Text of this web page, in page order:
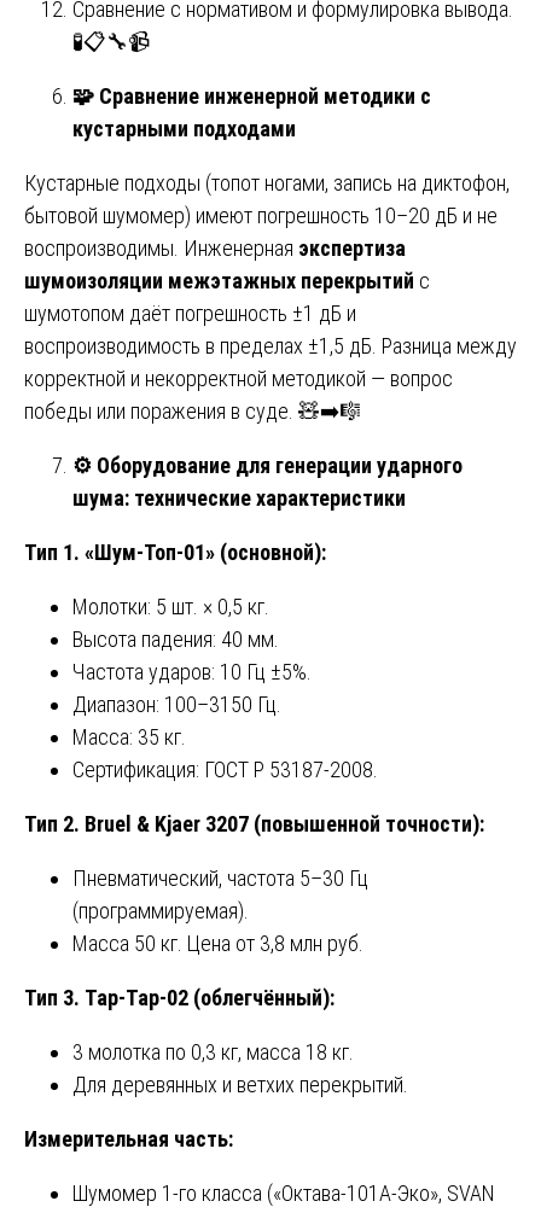
Сравнение с нормативом и формулировка вывода.
🧪📋🔧📹
🧩 Сравнение инженерной методики с
кустарными подходами
Кустарные подходы (топот ногами, запись на диктофон,
бытовой шумомер) имеют погрешность 10–20 дБ и не
воспроизводимы. Инженерная экспертиза
шумоизоляции межэтажных перекрытий с
шумотопом даёт погрешность ±1 дБ и
воспроизводимость в пределах ±1,5 дБ. Разница между
корректной и некорректной методикой — вопрос
победы или поражения в суде. 🧸➡️🎼
⚙️ Оборудование для генерации ударного
шума: технические характеристики
Тип 1. «Шум-Топ-01» (основной):
Молотки: 5 шт. × 0,5 кг.
Высота падения: 40 мм.
Частота ударов: 10 Гц ±5%.
Диапазон: 100–3150 Гц.
Масса: 35 кг.
Сертификация: ГОСТ Р 53187-2008.
Тип 2. Bruel & Kjaer 3207 (повышенной точности):
Пневматический, частота 5–30 Гц
(программируемая).
Масса 50 кг. Цена от 3,8 млн руб.
Тип 3. Tap-Tap-02 (облегчённый):
3 молотка по 0,3 кг, масса 18 кг.
Для деревянных и ветхих перекрытий.
Измерительная часть:
Шумомер 1-го класса («Октава-101А-Эко», SVAN